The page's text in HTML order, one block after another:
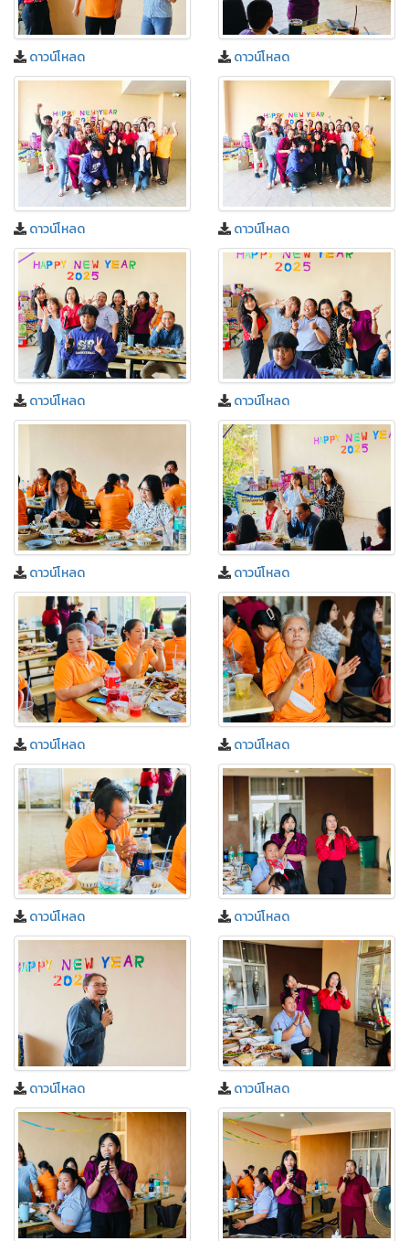
ดาวน์โหลด ดาวน์โหลด
ดาวน์โหลด ดาวน์โหลด
ดาวน์โหลด ดาวน์โหลด
ดาวน์โหลด ดาวน์โหลด
ดาวน์โหลด ดาวน์โหลด
ดาวน์โหลด ดาวน์โหลด
ดาวน์โหลด ดาวน์โหลด